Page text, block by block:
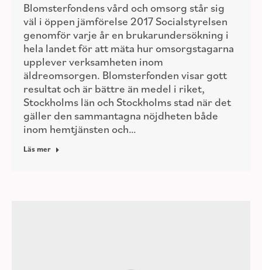
Blomsterfondens vård och omsorg står sig
väl i öppen jämförelse 2017 Socialstyrelsen
genomför varje år en brukarundersökning i
hela landet för att mäta hur omsorgstagarna
upplever verksamheten inom
äldreomsorgen. Blomsterfonden visar gott
resultat och är bättre än medel i riket,
Stockholms län och Stockholms stad när det
gäller den sammantagna nöjdheten både
inom hemtjänsten och…
Läs mer